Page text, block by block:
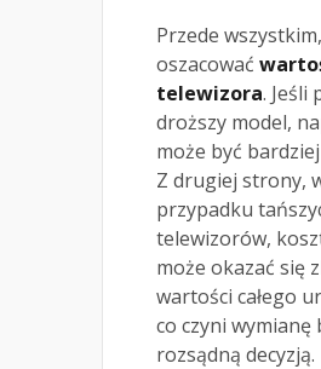
Przede
oszacować
telewizora. Jeśli
droższy model,
może być bardziej
Z drugiej strony,
przypadku
telewizorów,
może okazać się
wartości całego
co czyni wymianę
rozsądną decyzją.